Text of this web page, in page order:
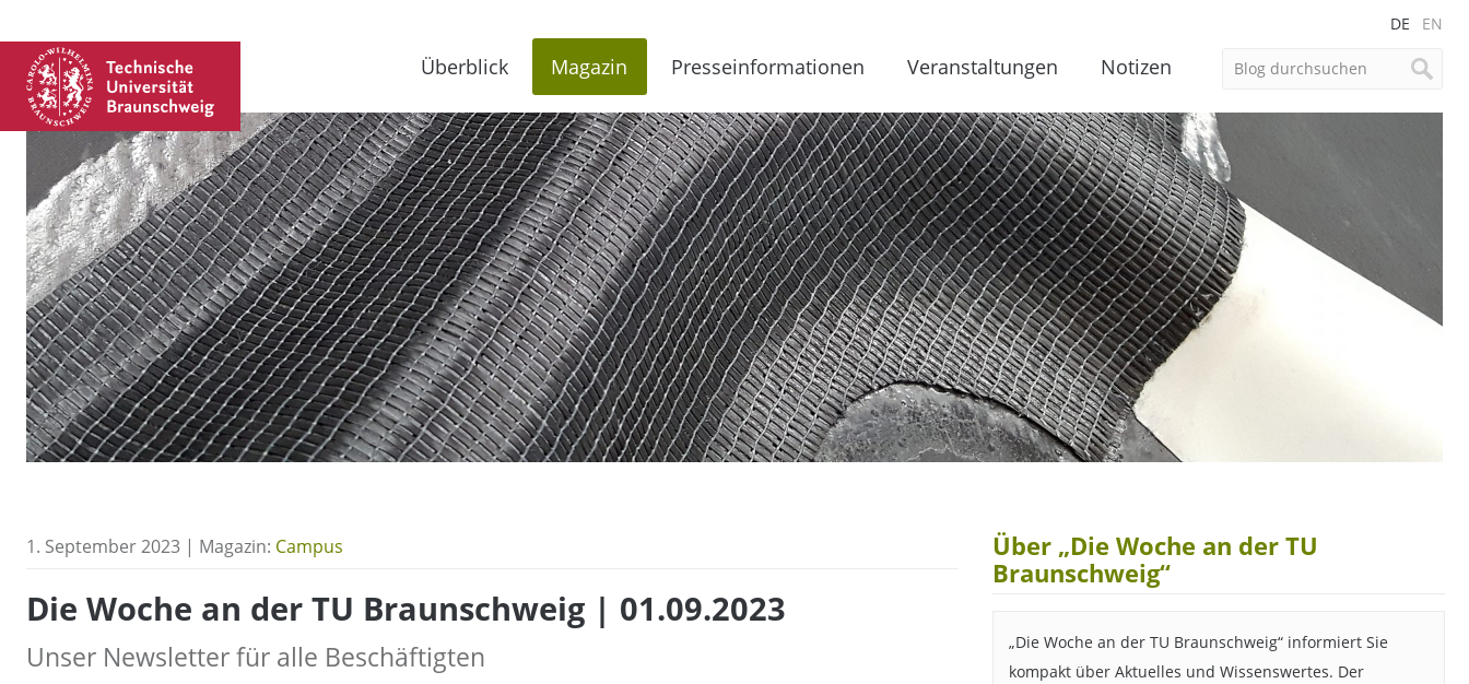
DE EN
Überblick Magazin Presseinformationen Veranstaltungen Notizen
1. September 2023 | Magazin: Campus
Die Woche an der TU Braunschweig | 01.09.2023
Unser Newsletter für alle Beschäftigten
Über „Die Woche an der TU
Braunschweig“
„Die Woche an der TU Braunschweig“ informiert Sie
kompakt über Aktuelles und Wissenswertes. Der